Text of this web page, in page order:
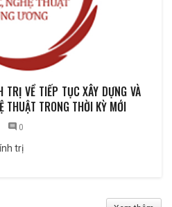
TRỊ VỀ TIẾP TỤC XÂY DỰNG VÀ
THUẬT TRONG THỜI KỲ MỚI
0
trị